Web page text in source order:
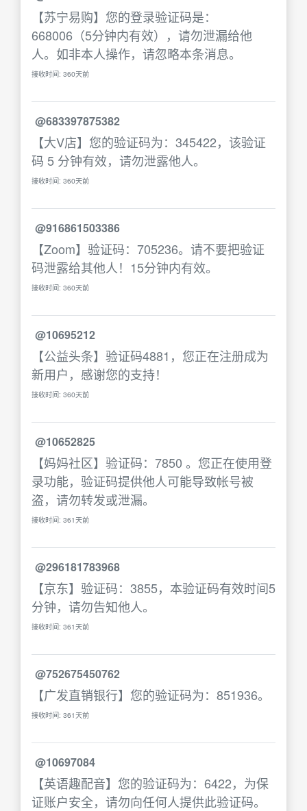
【苏宁易购】您的登录验证码是：
668006（5分钟内有效），请勿泄漏给他
人。如非本人操作，请忽略本条消息。
接收时间: 360天前
@683397875382
【大V店】您的验证码为：345422，该验证
码 5 分钟有效，请勿泄露他人。
接收时间: 360天前
@916861503386
【Zoom】验证码：705236。请不要把验证
码泄露给其他人！15分钟内有效。
接收时间: 360天前
@10695212
【公益头条】验证码4881，您正在注册成为
新用户，感谢您的支持！
接收时间: 360天前
@10652825
【妈妈社区】验证码：7850 。您正在使用登
录功能，验证码提供他人可能导致帐号被
盗，请勿转发或泄漏。
接收时间: 361天前
@296181783968
【京东】验证码：3855，本验证码有效时间5
分钟，请勿告知他人。
接收时间: 361天前
@752675450762
【广发直销银行】您的验证码为：851936。
接收时间: 361天前
@10697084
【英语趣配音】您的验证码为：6422，为保
证账户安全，请勿向任何人提供此验证码。